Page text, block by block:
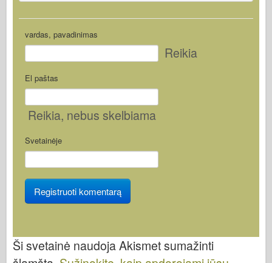
vardas, pavadinimas
Reikia
El paštas
Reikia, nebus skelbiama
Svetainėje
Ši svetainė naudoja Akismet sumažinti